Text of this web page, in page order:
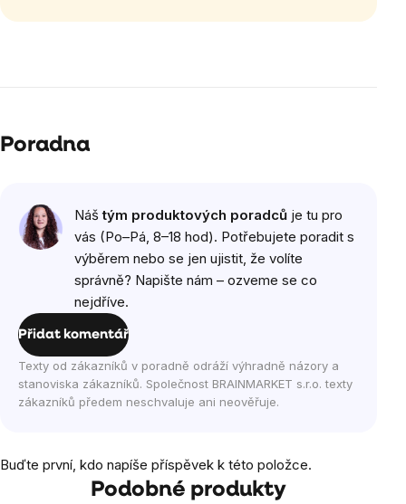
Poradna
Náštým produktových poradců je tu pro
vás (Po–Pá, 8–18 hod). Potřebujete poradit s
výběrem nebo se jen ujistit, že volíte
správně? Napište nám – ozveme se co
nejdříve.
Přidat komentář
Texty od zákazníků v poradně odráží výhradně názory a
stanoviska zákazníků. Společnost BRAINMARKET s.r.o. texty
zákazníků předem neschvaluje ani neověřuje.
Buďte první, kdo napíše příspěvek k této položce.
Podobné produkty